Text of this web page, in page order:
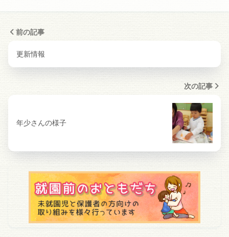
前の記事
更新情報
次の記事
年少さんの様子